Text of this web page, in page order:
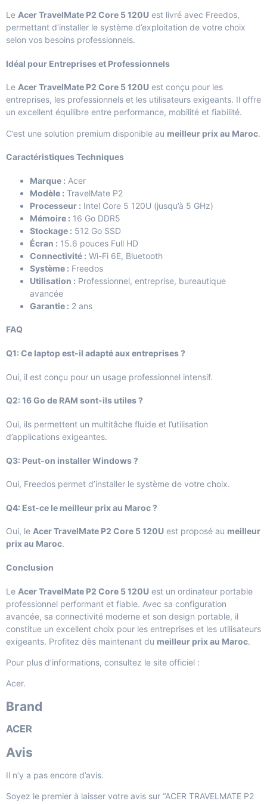
Le Acer TravelMate P2 Core 5 120U est livré avec Freedos,
permettant d’installer le système d’exploitation de votre choix
selon vos besoins professionnels.
Idéal pour Entreprises et Professionnels
Le Acer TravelMate P2 Core 5 120U est conçu pour les
entreprises, les professionnels et les utilisateurs exigeants. Il offre
un excellent équilibre entre performance, mobilité et fiabilité.
C’est une solution premium disponible au meilleur prix au Maroc.
Caractéristiques Techniques
Marque : Acer
Modèle : TravelMate P2
Processeur : Intel Core 5 120U (jusqu’à 5 GHz)
Mémoire : 16 Go DDR5
Stockage : 512 Go SSD
Écran : 15.6 pouces Full HD
Connectivité : Wi-Fi 6E, Bluetooth
Système : Freedos
Utilisation : Professionnel, entreprise, bureautique
avancée
Garantie : 2 ans
FAQ
Q1: Ce laptop est-il adapté aux entreprises ?
Oui, il est conçu pour un usage professionnel intensif.
Q2: 16 Go de RAM sont-ils utiles ?
Oui, ils permettent un multitâche fluide et l’utilisation
d’applications exigeantes.
Q3: Peut-on installer Windows ?
Oui, Freedos permet d’installer le système de votre choix.
Q4: Est-ce le meilleur prix au Maroc ?
Oui, le Acer TravelMate P2 Core 5 120U est proposé au meilleur
prix au Maroc.
Conclusion
Le Acer TravelMate P2 Core 5 120U est un ordinateur portable
professionnel performant et fiable. Avec sa configuration
avancée, sa connectivité moderne et son design portable, il
constitue un excellent choix pour les entreprises et les utilisateurs
exigeants. Profitez dès maintenant du meilleur prix au Maroc.
Pour plus d’informations, consultez le site officiel :
Acer.
Brand
ACER
Avis
Il n’y a pas encore d’avis.
Soyez le premier à laisser votre avis sur “ACER TRAVELMATE P2